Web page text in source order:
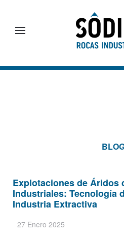
Skip to main content
Explotaciones de Áridos
Industriales: Tecnología
Industria Extractiva
27 Enero 2025